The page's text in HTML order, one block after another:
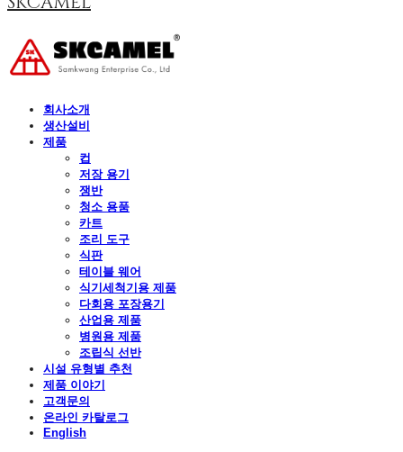
회사소개
생산설비
제품
컵
저장 용기
쟁반
청소 용품
카트
조리 도구
식판
테이블 웨어
식기세척기용 제품
다회용 포장용기
산업용 제품
병원용 제품
조립식 선반
시설 유형별 추천
제품 이야기
고객문의
온라인 카탈로그
English